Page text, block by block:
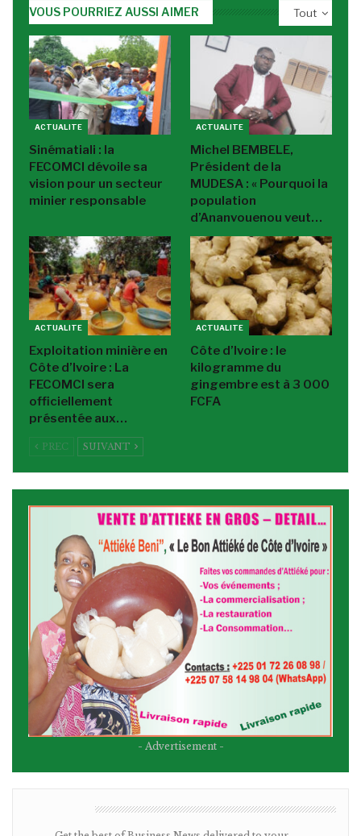
Tout
VOUS POURRIEZ AUSSI AIMER
ACTUALITE
Sinématiali : la
FECOMCI dévoile sa
vision pour un secteur
minier responsable
ACTUALITE
Michel BEMBELE,
Président de la
MUDESA : « Pourquoi la
population
d’Ananvouenou veut…
ACTUALITE
Exploitation minière en
Côte d’Ivoire : La
FECOMCI sera
officiellement
présentée aux…
ACTUALITE
Côte d’Ivoire : le
kilogramme du
gingembre est à 3 000
FCFA
PREC SUIVANT
- Advertisement -